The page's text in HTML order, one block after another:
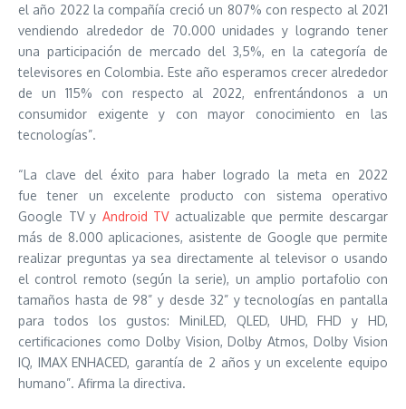
el año 2022 la compañía creció un 807% con respecto al 2021
vendiendo alrededor de 70.000 unidades y logrando tener
una participación de mercado del 3,5%, en la categoría de
televisores en Colombia. Este año esperamos crecer alrededor
de un 115% con respecto al 2022, enfrentándonos a un
consumidor exigente y con mayor conocimiento en las
tecnologías”.
“La clave del éxito para haber logrado la meta en 2022
fue tener un excelente producto con sistema operativo
Google TV y Android TVactualizable que permite descargar
más de 8.000 aplicaciones, asistente de Google que permite
realizar preguntas ya sea directamente al televisor o usando
el control remoto (según la serie), un amplio portafolio con
tamaños hasta de 98” y desde 32” y tecnologías en pantalla
para todos los gustos: MiniLED, QLED, UHD, FHD y HD,
certificaciones como Dolby Vision, Dolby Atmos, Dolby Vision
IQ, IMAX ENHACED, garantía de 2 años y un excelente equipo
humano”. Afirma la directiva.